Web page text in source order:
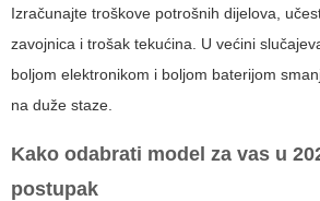
Izračunajte troškove potrošnih dijelova,
zavojnica i trošak tekućina. U većini
boljom elektronikom i boljom baterijom
na duže staze.
Kako odabrati model za vas u
postupak